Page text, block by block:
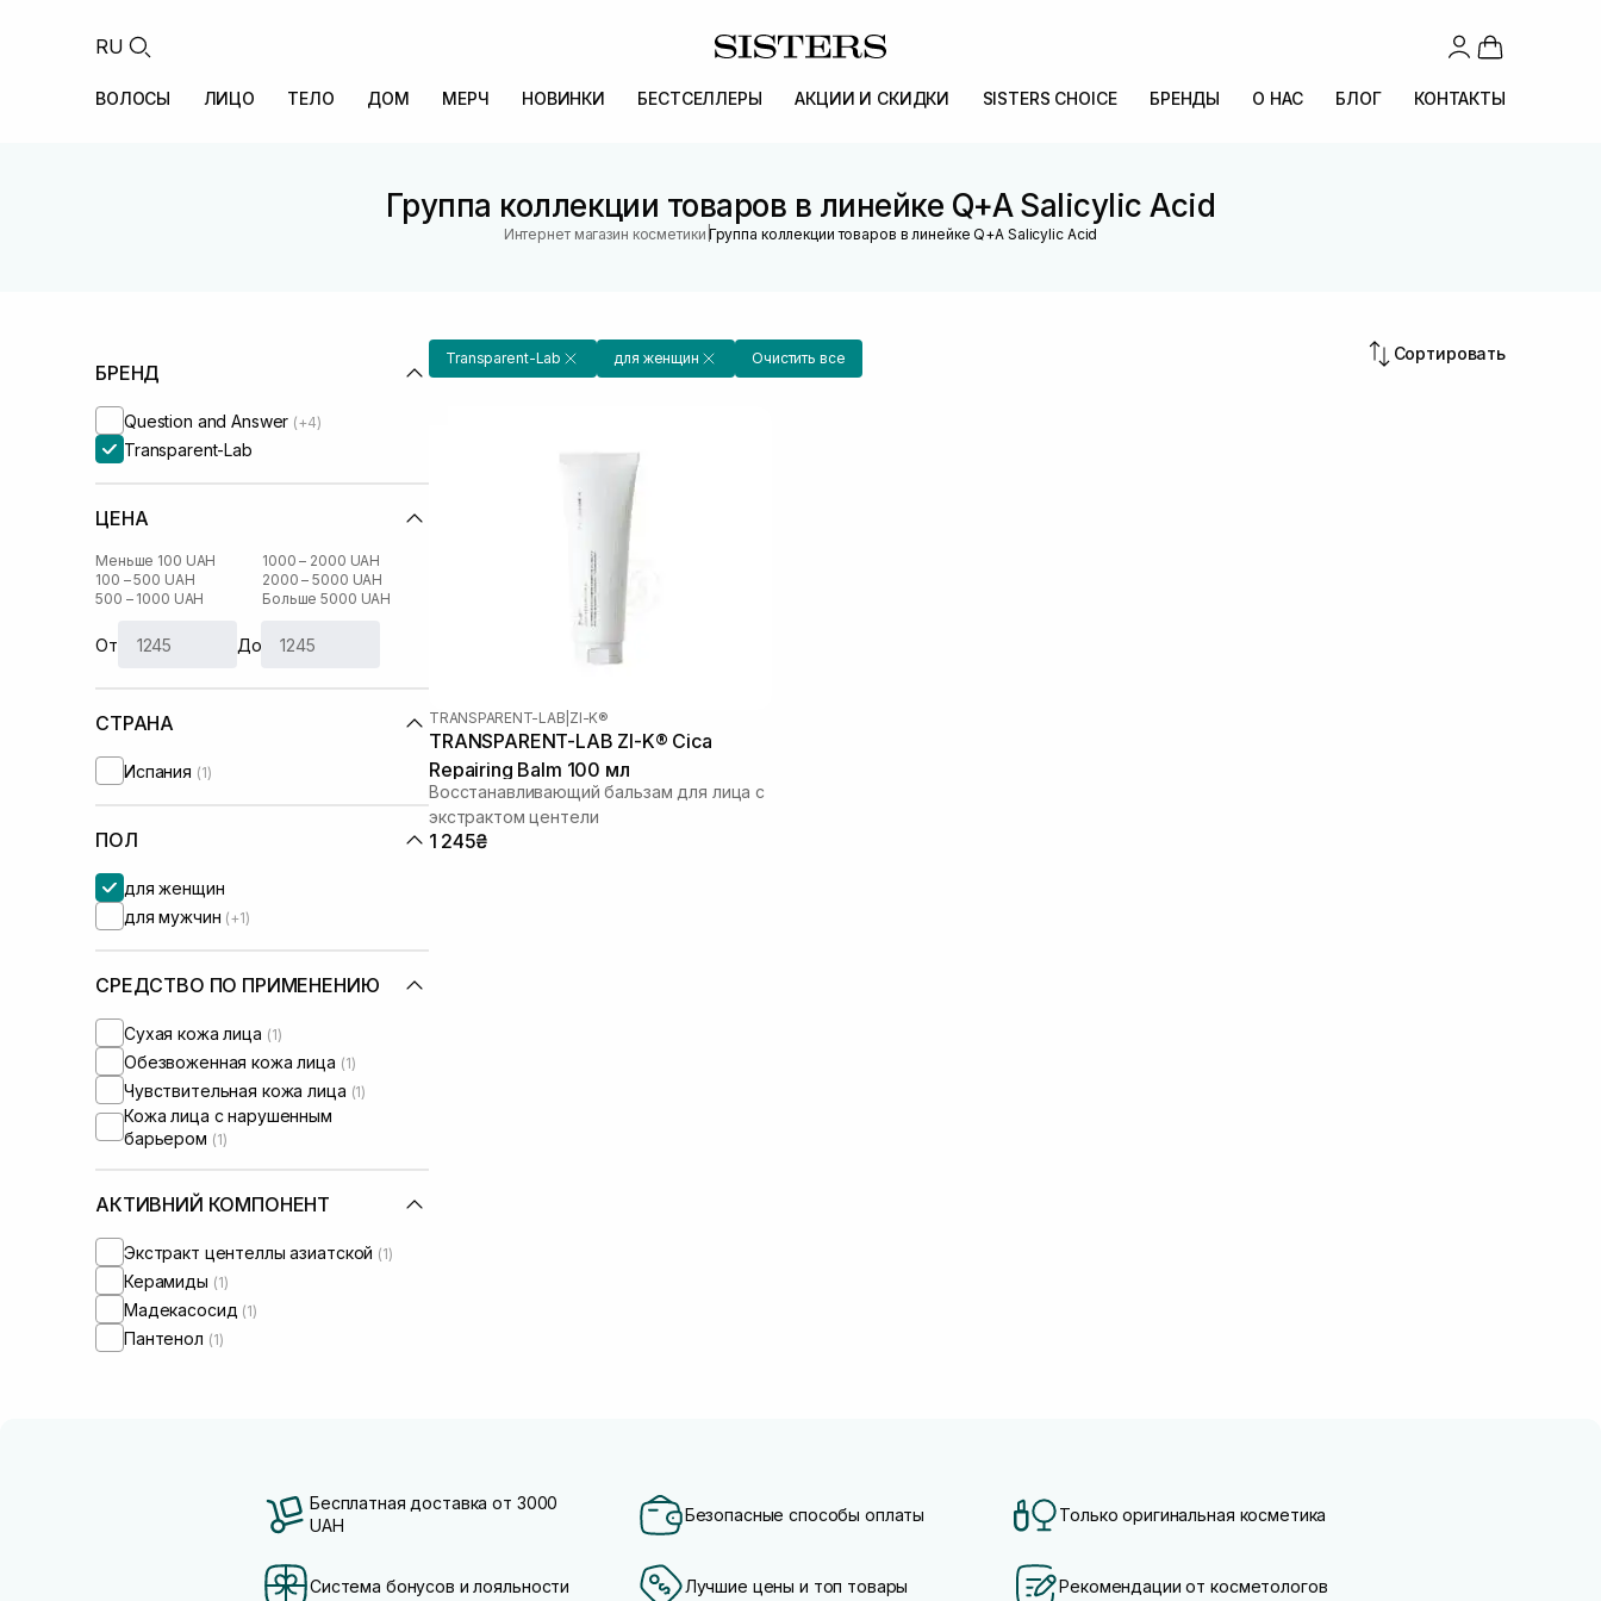
RU
ВОЛОСЫ ЛИЦО ТЕЛО ДОМ МЕРЧ НОВИНКИ БЕСТСЕЛЛЕРЫ АКЦИИ И СКИДКИ SISTERS CHOICE БРЕНДЫ О НАС БЛОГ КОНТАКТЫ
Группа коллекции товаров в линейке Q+A Salicylic Acid
Интернет магазин косметики |Группа коллекции товаров в линейке Q+A Salicylic Acid
БРЕНД
Question and Answer (+4)
Transparent-Lab
ЦЕНА
Меньше 100 UAH
100 – 500 UAH
500 – 1000 UAH
1000 – 2000 UAH
2000 – 5000 UAH
Больше 5000 UAH
От До
СТРАНА
Испания (1)
ПОЛ
для женщин
для мужчин (+1)
СРЕДСТВО ПО ПРИМЕНЕНИЮ
Сухая кожа лица (1)
Обезвоженная кожа лица (1)
Чувствительная кожа лица (1)
Кожа лица с нарушенным
барьером (1)
АКТИВНИЙ КОМПОНЕНТ
Экстракт центеллы азиатской (1)
Керамиды (1)
Мадекасосид (1)
Пантенол (1)
Transparent-Lab для женщин Очистить все Сортировать
TRANSPARENT-LAB ZI-K®
TRANSPARENT-LAB ZI-K® Cica
Repairing Balm 100 мл
Восстанавливающий бальзам для лица с
экстрактом центели
1 245₴
Бесплатная доставка от 3000
UAH
Безопасные способы оплаты Только оригинальная косметика
Система бонусов и лояльности Лучшие цены и топ товары Рекомендации от косметологов